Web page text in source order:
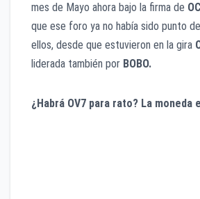
mes de Mayo ahora bajo la firma de
que ese foro ya no había sido punto
ellos, desde que estuvieron en la gira
liderada también por BOBO.
¿Habrá OV7 para rato? La moneda